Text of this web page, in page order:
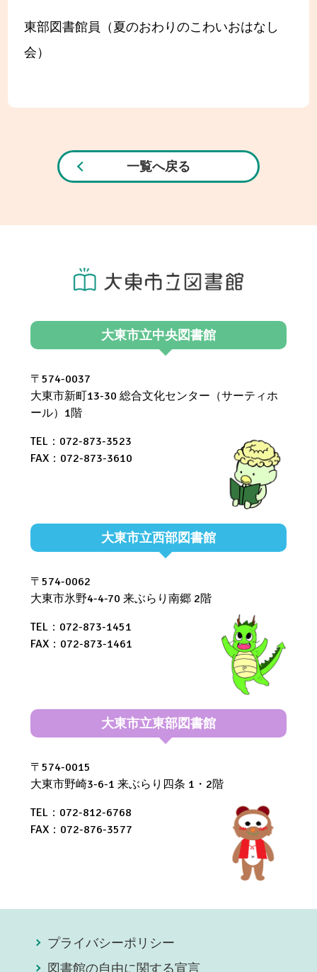
東部図書館員（夏のおわりのこわいおはなし
会）
一覧へ戻る
大東市立中央図書館
〒574-0037
大東市新町13-30 総合文化センター（サーティホ
ール）1階
TEL：072-873-3523
FAX：072-873-3610
大東市立西部図書館
〒574-0062
大東市氷野4-4-70 来ぶらり南郷 2階
TEL：072-873-1451
FAX：072-873-1461
大東市立東部図書館
〒574-0015
大東市野崎3-6-1 来ぶらり四条 1・2階
TEL：072-812-6768
FAX：072-876-3577
プライバシーポリシー
図書館の自由に関する宣言